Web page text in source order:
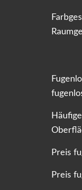
Preis
Preis